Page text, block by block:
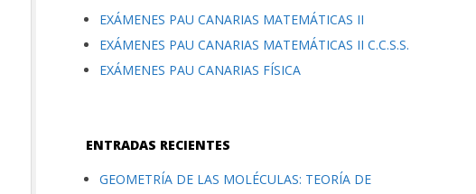
EXÁMENES PAU CANARIAS MATEMÁTICAS II
EXÁMENES PAU CANARIAS MATEMÁTICAS II C.C.S.S.
EXÁMENES PAU CANARIAS FÍSICA
ENTRADAS RECIENTES
GEOMETRÍA DE LAS MOLÉCULAS: TEORÍA DE